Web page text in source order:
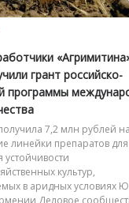
грант российско-
программы
7,2 млн рублей на
линейки препаратов для
культур,
в аридных условиях
Деловое